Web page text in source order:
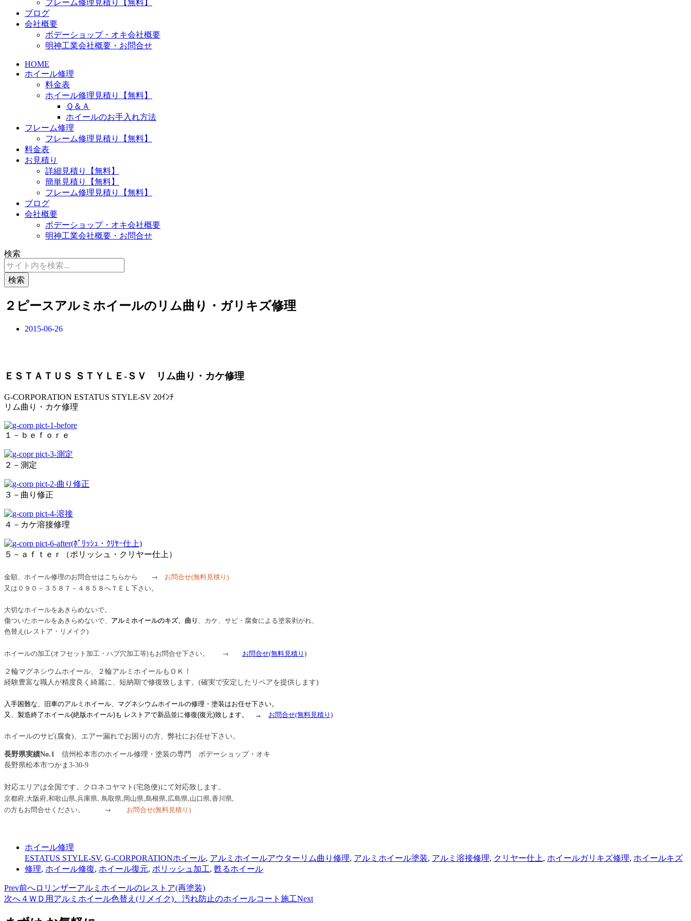
フレーム修理見積り【無料】
ブログ
会社概要
ボデーショップ・オキ会社概要
明神工業会社概要・お問合せ
HOME
ホイール修理
料金表
ホイール修理見積り【無料】
Ｑ＆Ａ
ホイールのお手入れ方法
フレーム修理
フレーム修理見積り【無料】
料金表
お見積り
詳細見積り【無料】
簡単見積り【無料】
フレーム修理見積り【無料】
ブログ
会社概要
ボデーショップ・オキ会社概要
明神工業会社概要・お問合せ
検索
検索
２ピースアルミホイールのリム曲り・ガリキズ修理
2015-06-26
ＥＳＴＡＴＵＳ ＳＴＹＬＥ-ＳＶ リム曲り・カケ修理
G-CORPORATION ESTATUS STYLE-SV 20ｲﾝﾁ
リム曲り・カケ修理
１－ｂｅｆｏｒｅ
２－測定
３－曲り修正
４－カケ溶接修理
５－ａｆｔｅｒ（ポリッシュ・クリヤー仕上）
金額、ホイール修理のお問合せはこちらから → お問合せ(無料見積り)
又は０９０－３５８７－４８５８へＴＥＬ下さい。
大切なホイールをあきらめないで。
傷ついたホールをあきらめないで、 アルミホイールのキズ、曲り 、カケ、サビ・腐食による塗装剥がれ、
色替え(レストア・リメイク)
ホイールの加工(オフセット加工・ハブ穴加工等)もお問合せ下さい。 → お問合せ(無料見積り)
２輪マグネシウムホイール、２輪アルミホイールもＯＫ！
経験豊富な職人が精度良く綺麗に、短納期で修復致します。(確実で安定したリペアを提供します)
入手困難な、旧車のアルミホイール、マグネシウムホイールの修理・塗装はお任せ下さい。
又、製造終了ホイール(絶版ホイール)も レストアで新品並に修復(復元)致します 。 → お問合せ(無料見積り)
ホイールのサビ(腐食)、エアー漏れでお困りの方、弊社にお任せ下さい。
長野県実績No.1
信州松本市のホイール修理・塗装の専門 ボデーショップ・オキ
長野県松本市つかま3-30-9
対応エリアは全国です。クロネコヤマト(宅急便)にて対応致します。
京都府,大阪府,和歌山県,兵庫県, 鳥取県,岡山県,島根県,広島県,山口県,香川県,
の方もお問合せください。 → お問合せ(無料見積り)
ホイール修理
ESTATUS STYLE-SV, G-CORPORATIONホイール, アルミホイールアウターリム曲り修理, アルミホイール塗装, アルミ溶接修理, クリヤー仕上, ホイールガリキズ修理, ホイールキズ
修理, ホイール修復, ホイール復元, ポリッシュ加工, 甦るホイール
Prev前へロリンザーアルミホイールのレストア(再塗装)
次へ４ＷＤ用アルミホイール色替え(リメイク)、汚れ防止のホイールコート施工Next